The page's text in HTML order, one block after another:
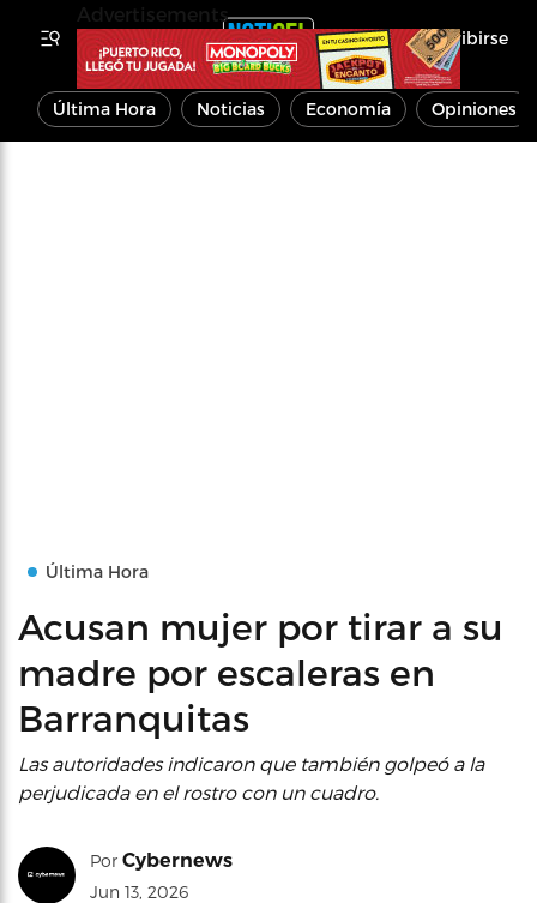
Inscribirse
Última Hora Noticias Economía Opiniones
Última Hora
Acusan mujer por tirar a su
madre por escaleras en
Barranquitas
Las autoridades indicaron que también golpeó a la
perjudicada en el rostro con un cuadro.
Por Cybernews
Jun 13, 2026
Advertisements